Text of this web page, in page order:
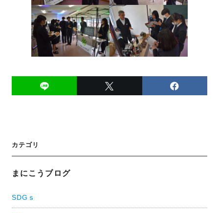
投
稿
ナ
ゲ
カテゴリ
まにこうブログ
SDGｓ